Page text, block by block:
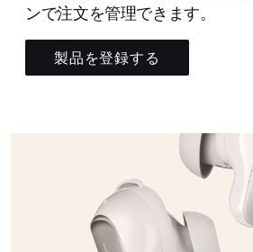
ンで注文を管理できます。
製品を登録する